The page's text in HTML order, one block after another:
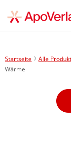
Startseite Alle
Wärme